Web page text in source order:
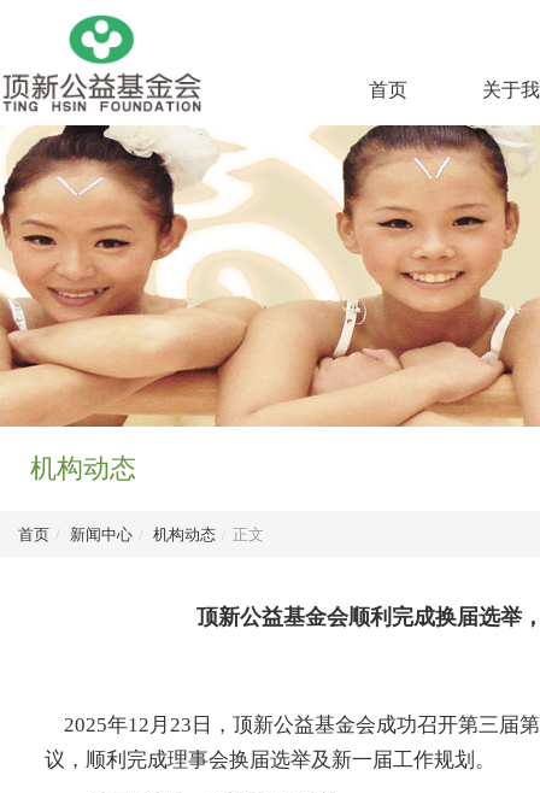
首页 关于
机构动态
首页 / 新闻中心 / 机构动态 / 正文
顶新公益基金会顺利完成换届选举
2025年12月23日，顶新公益基金会成功召开第三届
议，顺利完成理事会换届选举及新一届工作规划。